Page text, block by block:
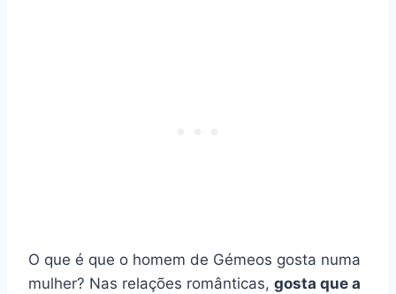
O que é que o homem de Gémeos gosta numa
mulher? Nas relações românticas, gosta que a